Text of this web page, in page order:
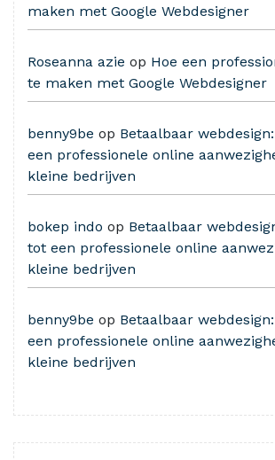
maken met Google Webdesigner
Roseanna azie op Hoe een
te maken met Google Webdesigner
benny9be op Betaalbaar
een professionele online
kleine bedrijven
bokep indo op Betaalbaar
tot een professionele online
kleine bedrijven
benny9be op Betaalbaar
een professionele online
kleine bedrijven